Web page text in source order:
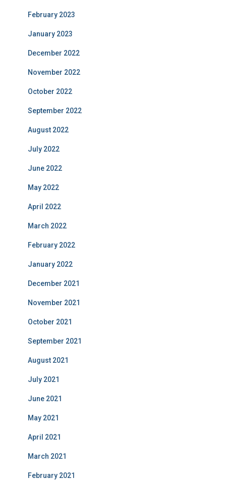
February 2023
January 2023
December 2022
November 2022
October 2022
September 2022
August 2022
July 2022
June 2022
May 2022
April 2022
March 2022
February 2022
January 2022
December 2021
November 2021
October 2021
September 2021
August 2021
July 2021
June 2021
May 2021
April 2021
March 2021
February 2021